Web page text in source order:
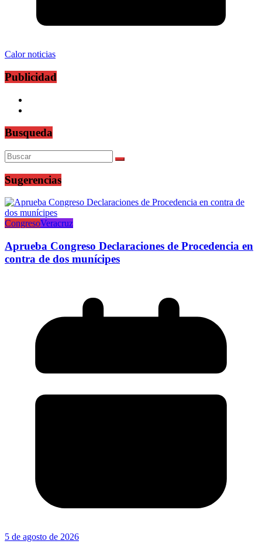
Calor noticias
Publicidad
Busqueda
Sugerencias
CongresoVeracruz
Aprueba Congreso Declaraciones de Procedencia en
contra de dos munícipes
5 de agosto de 2026